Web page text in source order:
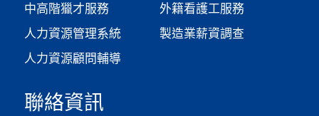
中高階獵才服務
人力資源管理系統
人力資源顧問輔導
外籍看護工服務
製造業薪資調查​
聯絡資訊